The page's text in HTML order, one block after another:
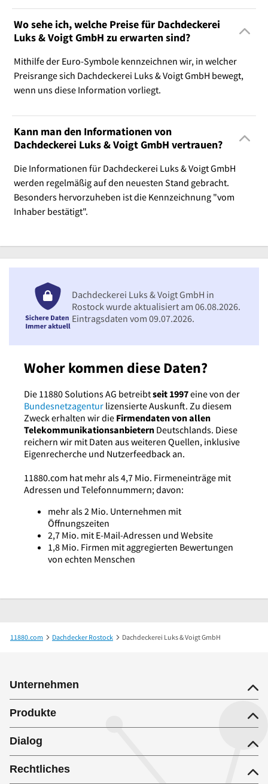
Wo sehe ich, welche Preise für Dachdeckerei
Luks & Voigt GmbH zu erwarten sind?
Mithilfe der Euro-Symbole kennzeichnen wir, in welcher
Preisrange sich Dachdeckerei Luks & Voigt GmbH bewegt,
wenn uns diese Information vorliegt.
Kann man den Informationen von
Dachdeckerei Luks & Voigt GmbH vertrauen?
Die Informationen für Dachdeckerei Luks & Voigt GmbH
werden regelmäßig auf den neuesten Stand gebracht.
Besonders hervorzuheben ist die Kennzeichnung "vom
Inhaber bestätigt".
Woher kommen diese Daten?
Die 11880 Solutions AG betreibtseit 1997eine von der
Bundesnetzagentur lizensierte Auskunft. Zu diesem
Zweck erhalten wir die Firmendaten von allen
Telekommunikationsanbietern Deutschlands. Diese
reichern wir mit Daten aus weiteren Quellen, inklusive
Eigenrecherche und Nutzerfeedback an.
11880.com hat mehr als 4,7 Mio. Firmeneinträge mit
Adressen und Telefonnummern; davon:
mehr als 2 Mio. Unternehmen mit
Öffnungszeiten
2,7 Mio. mit E-Mail-Adressen und Website
1,8 Mio. Firmen mit aggregierten Bewertungen
von echten Menschen
Dachdeckerei Luks & Voigt GmbH in
Rostock wurde aktualisiert am 06.08.2026.
Eintragsdaten vom 09.07.2026.
11880.com Dachdecker Rostock Dachdeckerei Luks & Voigt GmbH
Unternehmen
Produkte
Dialog
Rechtliches